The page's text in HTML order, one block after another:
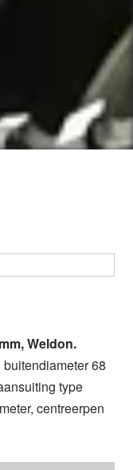
Weldon.
68
type
centreerpen